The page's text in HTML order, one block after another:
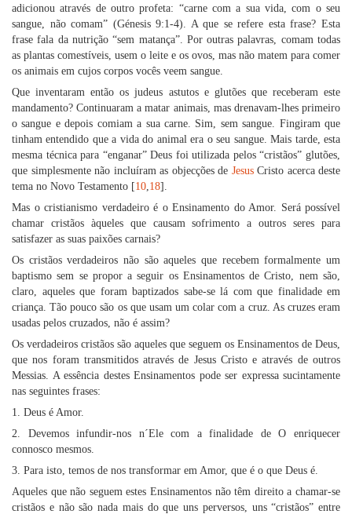
adicionou através de outro profeta: “carne com a sua vida, com o seu
sangue, não comam” (Génesis 9:1-4). A que se refere esta frase? Esta
frase fala da nutrição “sem matança”. Por outras palavras, comam todas
as plantas comestíveis, usem o leite e os ovos, mas não matem para comer
os animais em cujos corpos vocês veem sangue.
Que inventaram então os judeus astutos e glutões que receberam este
mandamento? Continuaram a matar animais, mas drenavam-lhes primeiro
o sangue e depois comiam a sua carne. Sim, sem sangue. Fingiram que
tinham entendido que a vida do animal era o seu sangue. Mais tarde, esta
mesma técnica para “enganar” Deus foi utilizada pelos “cristãos” glutões,
que simplesmente não incluíram as objecções de JesusCristo acerca deste
tema no Novo Testamento [10,18].
Mas o cristianismo verdadeiro é o Ensinamento do Amor. Será possível
chamar cristãos àqueles que causam sofrimento a outros seres para
satisfazer as suas paixões carnais?
Os cristãos verdadeiros não são aqueles que recebem formalmente um
baptismo sem se propor a seguir os Ensinamentos de Cristo, nem são,
claro, aqueles que foram baptizados sabe-se lá com que finalidade em
criança. Tão pouco são os que usam um colar com a cruz. As cruzes eram
usadas pelos cruzados, não é assim?
Os verdadeiros cristãos são aqueles que seguem os Ensinamentos de Deus,
que nos foram transmitidos através de Jesus Cristo e através de outros
Messias. A essência destes Ensinamentos pode ser expressa sucintamente
nas seguintes frases:
1. Deus é Amor.
2. Devemos infundir-nos n´Ele com a finalidade de O enriquecer
connosco mesmos.
3. Para isto, temos de nos transformar em Amor, que é o que Deus é.
Aqueles que não seguem estes Ensinamentos não têm direito a chamar-se
cristãos e não são nada mais do que uns perversos, uns “cristãos” entre